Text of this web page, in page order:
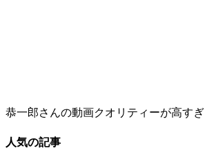
恭一郎さんの動画クオリティーが高すぎ
人気の記事